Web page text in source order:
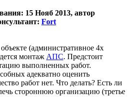
15 Нояб 2013, автор
Fort
(административное 4х
монтаж АПС. Предстоит
выполненных работ.
адекватно оценить
работ нет. Что делать? Есть ли
стороннюю организацию (третье